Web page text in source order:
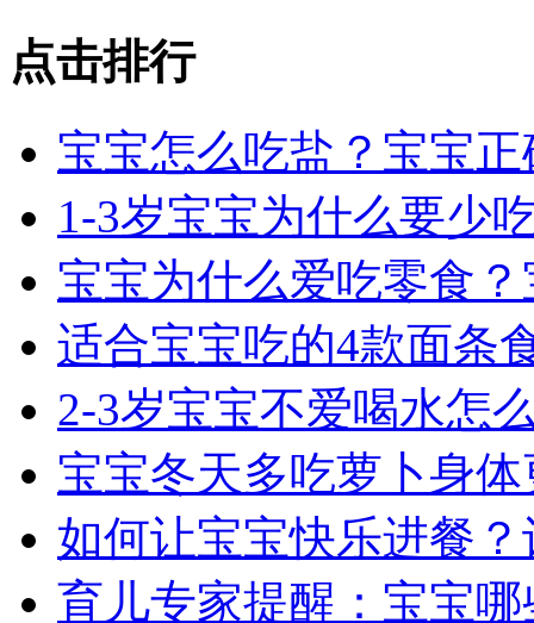
点击排行
宝宝怎么吃盐？宝宝
1-3岁宝宝为什么要少
宝宝为什么爱吃零食
适合宝宝吃的4款面条
2-3岁宝宝不爱喝水怎
宝宝冬天多吃萝卜身
如何让宝宝快乐进餐
育儿专家提醒：宝宝